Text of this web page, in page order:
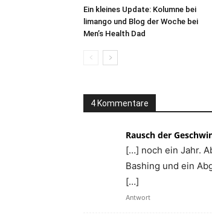
Ein kleines Update: Kolumne bei
limango und Blog der Woche bei
Men’s Health Dad
4 Kommentare
Rausch der
[…] noch ein Jahr.
Bashing und ein
[…]
Antwort